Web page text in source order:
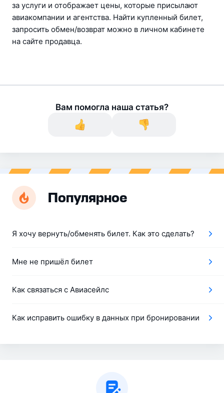
за услуги и отображает цены, которые присылают
авиакомпании и агентства. Найти купленный билет,
запросить обмен/возврат можно в личном кабинете
на сайте продавца.
Вам помогла наша статья?
Популярное
Я хочу вернуть/обменять билет. Как это сделать?
Мне не пришёл билет
Как связаться с Авиасейлс
Как исправить ошибку в данных при бронировании